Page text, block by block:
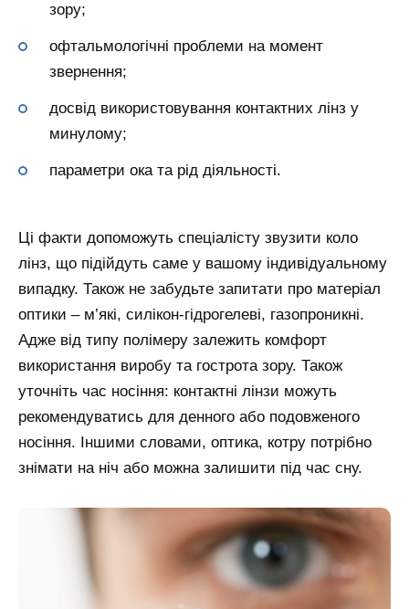
зору;
офтальмологічні проблеми на момент
звернення;
досвід використовування контактних лінз у
минулому;
параметри ока та рід діяльності.
Ці факти допоможуть спеціалісту звузити коло
лінз, що підійдуть саме у вашому індивідуальному
випадку. Також не забудьте запитати про матеріал
оптики – м’які, силікон-гідрогелеві, газопроникні.
Адже від типу полімеру залежить комфорт
використання виробу та гострота зору. Також
уточніть час носіння: контактні лінзи можуть
рекомендуватись для денного або подовженого
носіння. Іншими словами, оптика, котру потрібно
знімати на ніч або можна залишити під час сну.